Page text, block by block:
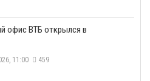
офис ВТБ открылся в
11:00 459